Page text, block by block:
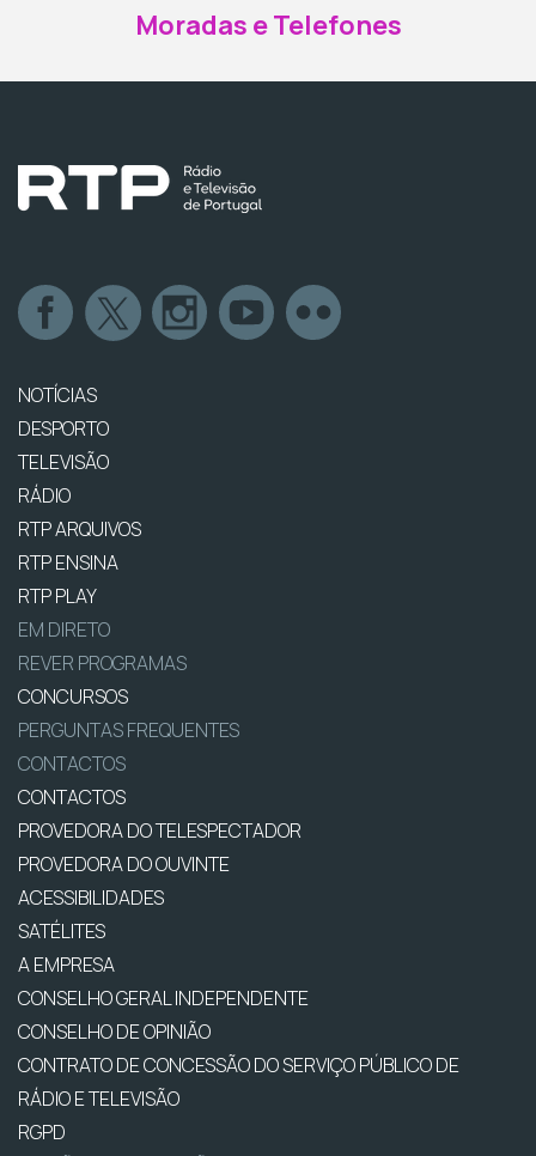
Moradas e Telefones
NOTÍCIAS
DESPORTO
TELEVISÃO
RÁDIO
RTP ARQUIVOS
RTP ENSINA
RTP PLAY
EM DIRETO
REVER PROGRAMAS
CONCURSOS
PERGUNTAS FREQUENTES
CONTACTOS
CONTACTOS
PROVEDORA DO TELESPECTADOR
PROVEDORA DO OUVINTE
ACESSIBILIDADES
SATÉLITES
A EMPRESA
CONSELHO GERAL INDEPENDENTE
CONSELHO DE OPINIÃO
CONTRATO DE CONCESSÃO DO SERVIÇO PÚBLICO DE
RÁDIO E TELEVISÃO
RGPD